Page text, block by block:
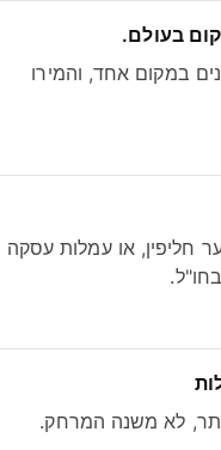
בעולם.
במקום אחד, והמירו
חליפין, או עמלות עסקה
לא משנה המרחק.